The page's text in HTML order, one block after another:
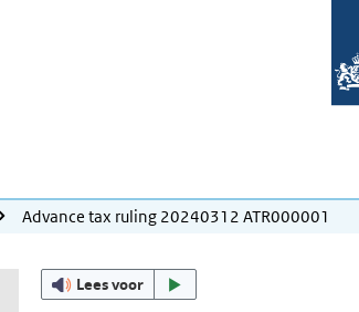
Advance tax ruling 20240312 ATR000001
Lees voor